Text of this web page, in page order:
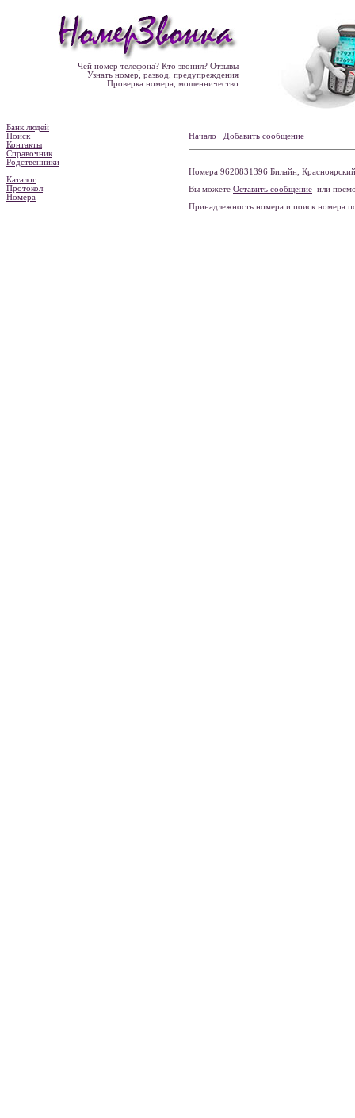
Чей номер телефона? Кто звонил? Отзывы
Узнать номер, развод, предупреждения
Проверка номера, мошенничество
Банк людей
Поиск
Контакты
Справочник
Родственники
Каталог
Протокол
Номера
Начало Добавить сообщение
Номера 9620831396 Билайн, Красноярский
Вы можете Оставить сообщение или
Принадлежность номера и поиск номера